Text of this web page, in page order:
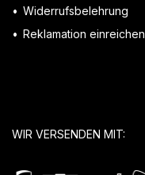
Widerrufsbelehrung
Reklamation einreichen
WIR VERSENDEN MIT: